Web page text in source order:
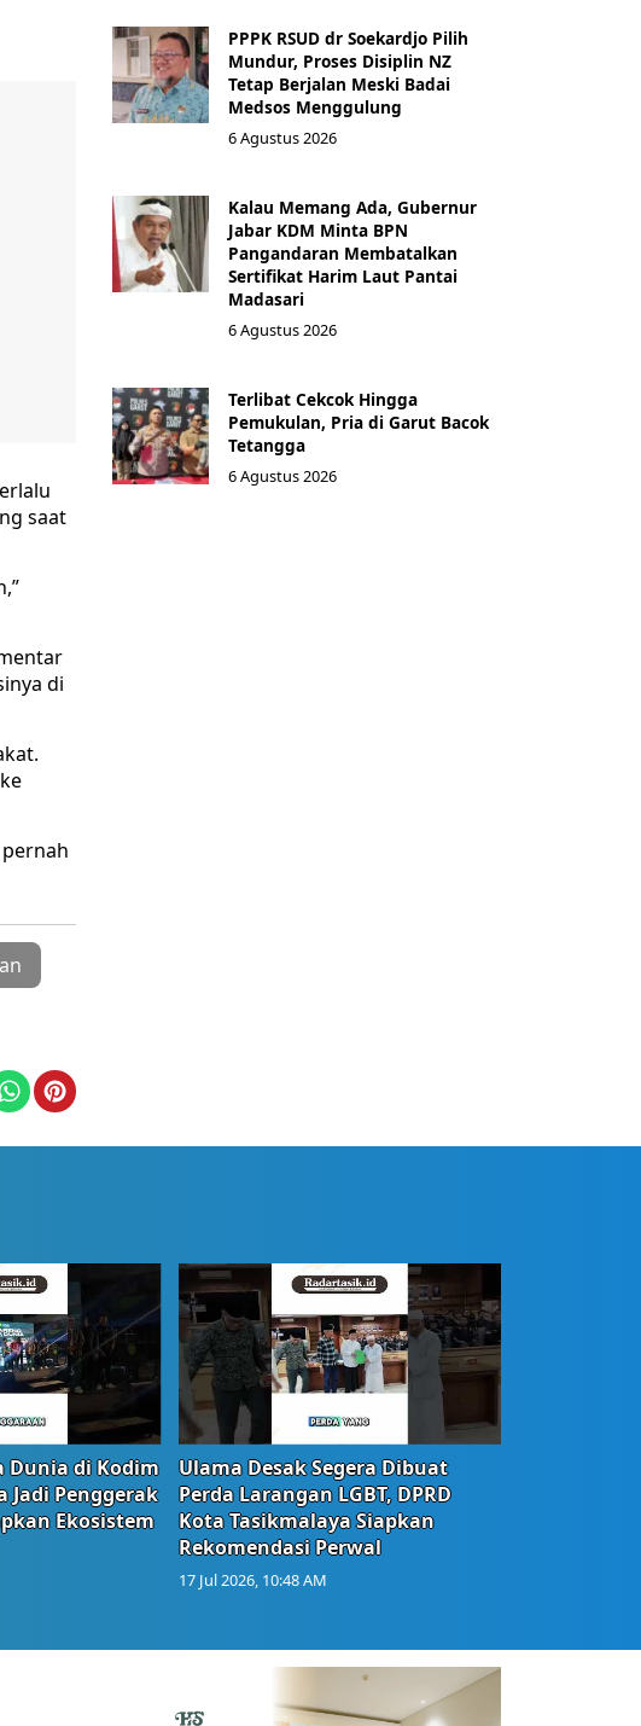
saat
di
PPPK RSUD dr Soekardjo Pilih
Mundur, Proses Disiplin NZ
Tetap Berjalan Meski Badai
Medsos Menggulung
6 Agustus 2026
Kalau Memang Ada, Gubernur
Jabar KDM Minta BPN
Pangandaran Membatalkan
Sertifikat Harim Laut Pantai
Madasari
6 Agustus 2026
Terlibat Cekcok Hingga
Pemukulan, Pria di Garut Bacok
Tetangga
6 Agustus 2026
Dunia di Kodim
Jadi Penggerak
Ekosistem
Ulama Desak Segera Dibuat
Perda Larangan LGBT, DPRD
Kota Tasikmalaya Siapkan
Rekomendasi Perwal
17 Jul 2026, 10:48 AM